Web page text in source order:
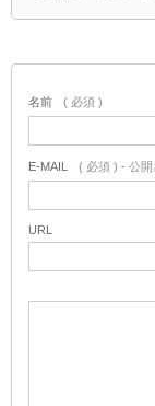
名前 ( 必須 )
E-MAIL ( 必須 ) - 公
URL